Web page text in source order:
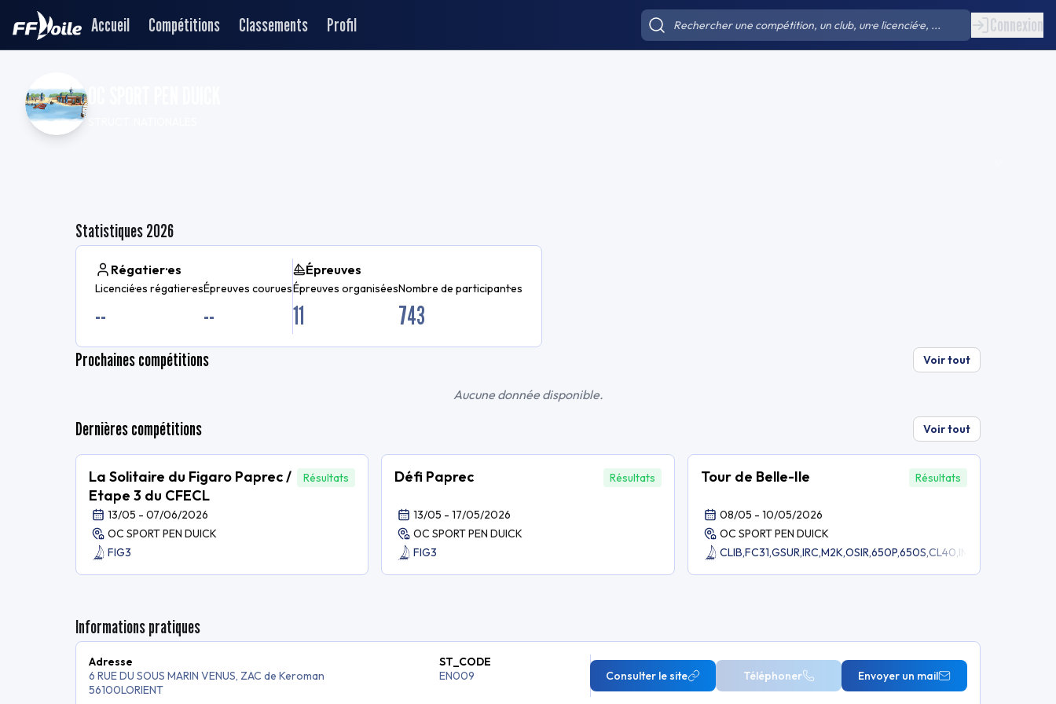
Accueil Compétitions Classements Profil Connexion
Statistiques2026
Régatier·es
Licencié·es régatier·es
--
Épreuves courues
--
Épreuves
Épreuves organisées
11
Nombre de participant·es
743
Prochaines compétitions Voir tout
Aucune donnée disponible.
Dernières compétitions Voir tout
La Solitaire du Figaro Paprec /
Etape 3 du CFECL
Résultats
13/05 - 07/06/2026
OC SPORT PEN DUICK
FIG3
Défi Paprec Résultats
13/05 - 17/05/2026
OC SPORT PEN DUICK
FIG3
Tour de Belle-Ile Résultats
08/05 - 10/05/2026
OC SPORT PEN DUICK
CLIB,FC31,GSUR,IRC,M2K,OSIR,650P,650S,CL40,IMO,
Informations pratiques
Adresse
6 RUE DU SOUS MARIN VENUS, ZAC de Keroman
56100LORIENT
ST_CODE
EN009
Consulter le site Téléphoner Envoyer un mail